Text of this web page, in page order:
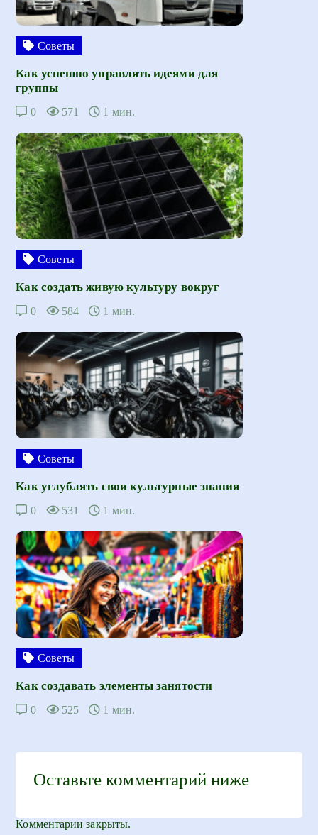
Советы
Как успешно управлять идеями для
группы
0 571 1 мин.
Советы
Как создать живую культуру вокруг
0 584 1 мин.
Советы
Как углублять свои культурные знания
0 531 1 мин.
Советы
Как создавать элементы занятости
0 525 1 мин.
Оставьте комментарий ниже
Комментарии закрыты.